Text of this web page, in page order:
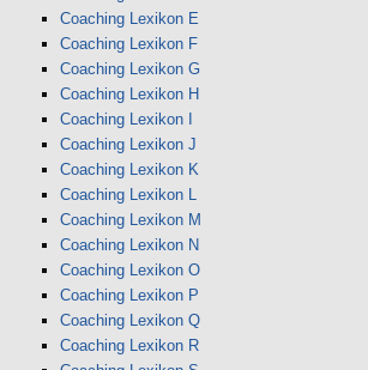
Coaching Lexikon E
Coaching Lexikon F
Coaching Lexikon G
Coaching Lexikon H
Coaching Lexikon I
Coaching Lexikon J
Coaching Lexikon K
Coaching Lexikon L
Coaching Lexikon M
Coaching Lexikon N
Coaching Lexikon O
Coaching Lexikon P
Coaching Lexikon Q
Coaching Lexikon R